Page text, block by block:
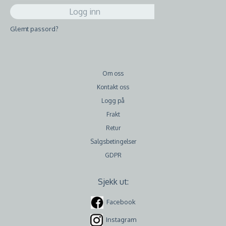
Glemt passord?
Om oss
Kontakt oss
Logg på
Frakt
Retur
Salgsbetingelser
GDPR
Sjekk ut:
Facebook
Instagram